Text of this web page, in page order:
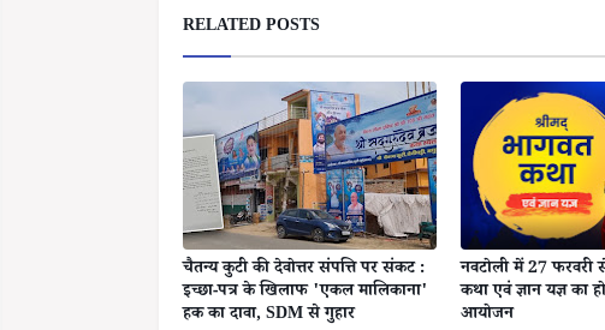
RELATED POSTS
चैतन्य कुटी की देवोत्तर संपत्ति पर संकट :
इच्छा-पत्र के खिलाफ 'एकल मालिकाना'
हक का दावा, SDM से गुहार
नवटोली में 27 फरवरी
कथा एवं ज्ञान यज्ञ का
आयोजन